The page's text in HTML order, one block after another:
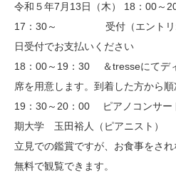
令和５年7月13日（木） 18：00～
17：30～ 受付（エントリオ
日受付でお支払いください
18：00～19：30 ＆tresseにてデ
席を用意します。到着した方から順
19：30～20：00 ピアノコンサー
期大学 玉田裕人（ピアニスト）
立見での鑑賞ですが、お食事をさ
無料で観覧できます。